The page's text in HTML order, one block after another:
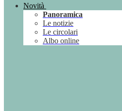
Novità
Panoramica
Le notizie
Le circolari
Albo online